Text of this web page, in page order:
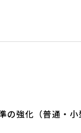
強化（普通・